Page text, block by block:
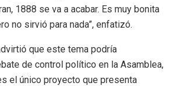
1888 se va a acabar. Es muy bonita
no sirvió para nada”, enfatizó.
que este tema podría
de control político en la Asamblea,
el único proyecto que presenta